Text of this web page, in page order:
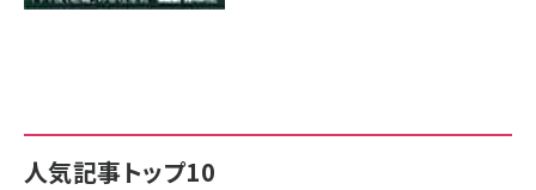
人気記事トップ10